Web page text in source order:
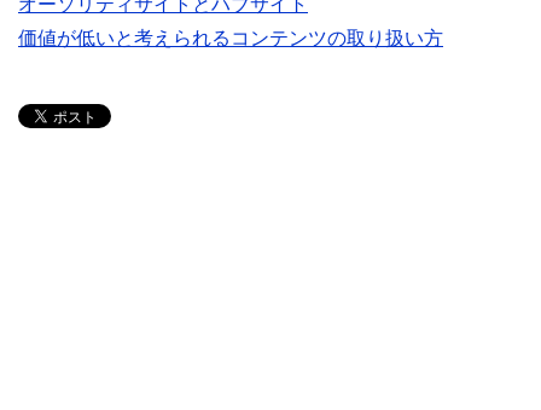
オーソリティサイトとハブサイト
価値が低いと考えられるコンテンツの取り扱い方